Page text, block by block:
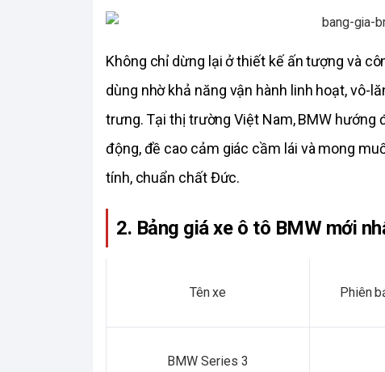
Không chỉ dừng lại ở thiết kế ấn tượng và
dùng nhờ khả năng vận hành linh hoạt, vô-
trưng. Tại thị trường Việt Nam, BMW
động, đề cao cảm giác cầm lái và mong
tính, chuẩn chất Đức.
2. Bảng giá xe ô tô BMW mới
Tên xe Phiên
BMW Series 3